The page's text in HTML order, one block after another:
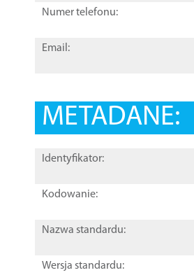
Numer telefonu:
Email:
METADANE:
Identyfikator:
Kodowanie:
Nazwa standardu:
Wersja standardu: